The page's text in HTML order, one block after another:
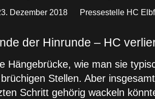
Dezember 2018 Pressestelle HC
der Hinrunde – HC
Hängebrücke, wie man sie
Stellen. Aber
Schritt gehörig wackeln